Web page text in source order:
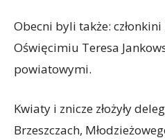
Obecni byli także:
Oświęcimiu Teresa
powiatowymi.
Kwiaty i znicze złożyły
Brzeszczach,